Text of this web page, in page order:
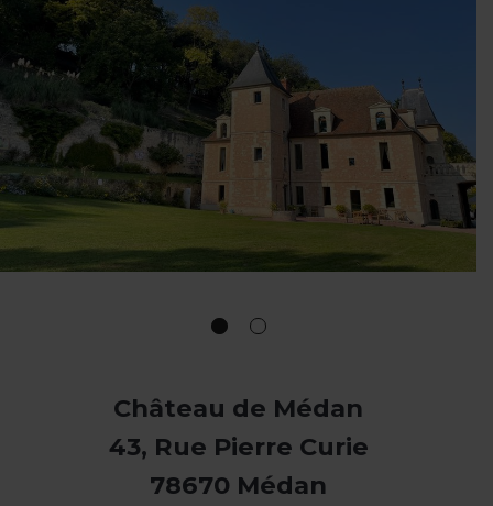
Château de Médan
43, Rue Pierre Curie
78670 Médan